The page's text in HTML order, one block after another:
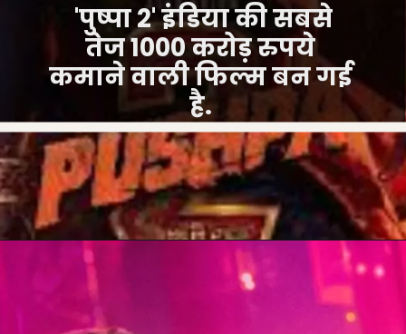
'पुष्पा 2' इंडिया की सबसे
तेज 1000 करोड़ रुपये
कमाने वाली फिल्म बन गई